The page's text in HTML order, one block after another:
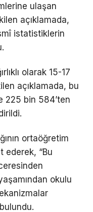
ulaşan
açıklamada,
istatistiklerin
olarak 15-17
açıklamada, bu
225 bin 584’ten
ortaöğretim
ederek, “Bu
okulu